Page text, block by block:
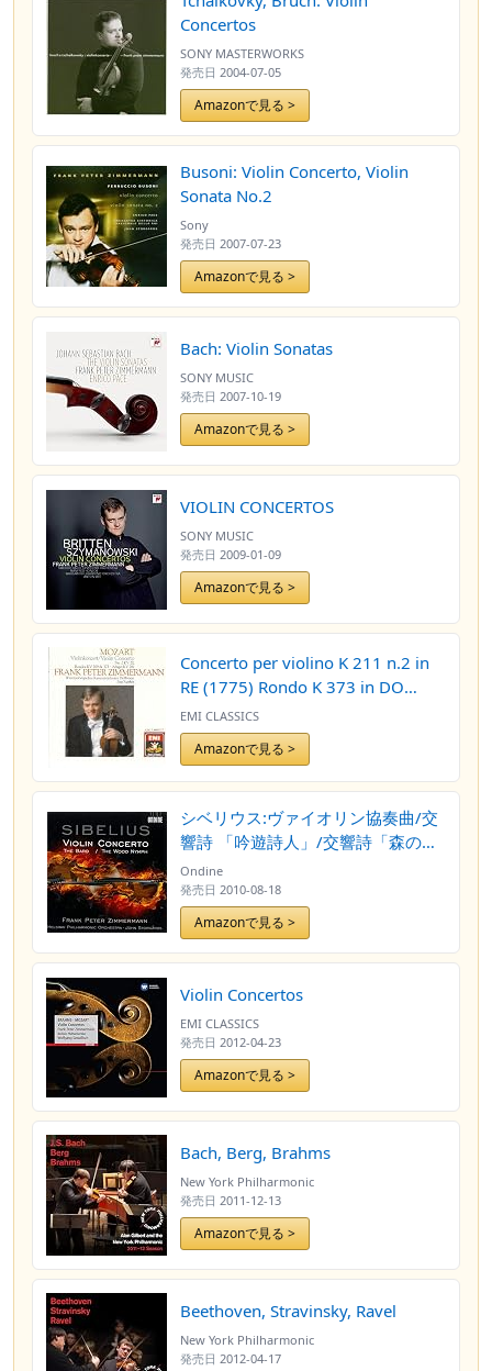
Concertos
SONY MASTERWORKS
発売日 2004-07-05
Amazonで見る >
Busoni: Violin Concerto, Violin
Sonata No.2
Sony
発売日 2007-07-23
Amazonで見る >
Bach: Violin Sonatas
SONY MUSIC
発売日 2007-10-19
Amazonで見る >
VIOLIN CONCERTOS
SONY MUSIC
発売日 2009-01-09
Amazonで見る >
Concerto per violino K 211 n.2 in
RE (1775) Rondo K 373 in DO
(1781) per violino e orchestra
Adagio K 261 (1776) per violino e
orchestra
EMI CLASSICS
Amazonで見る >
シベリウス:ヴァイオリン協奏曲/交
響詩 「吟遊詩人」/交響詩「森の
精」
Ondine
発売日 2010-08-18
Amazonで見る >
Violin Concertos
EMI CLASSICS
発売日 2012-04-23
Amazonで見る >
Bach, Berg, Brahms
New York Philharmonic
発売日 2011-12-13
Amazonで見る >
Beethoven, Stravinsky, Ravel
New York Philharmonic
発売日 2012-04-17